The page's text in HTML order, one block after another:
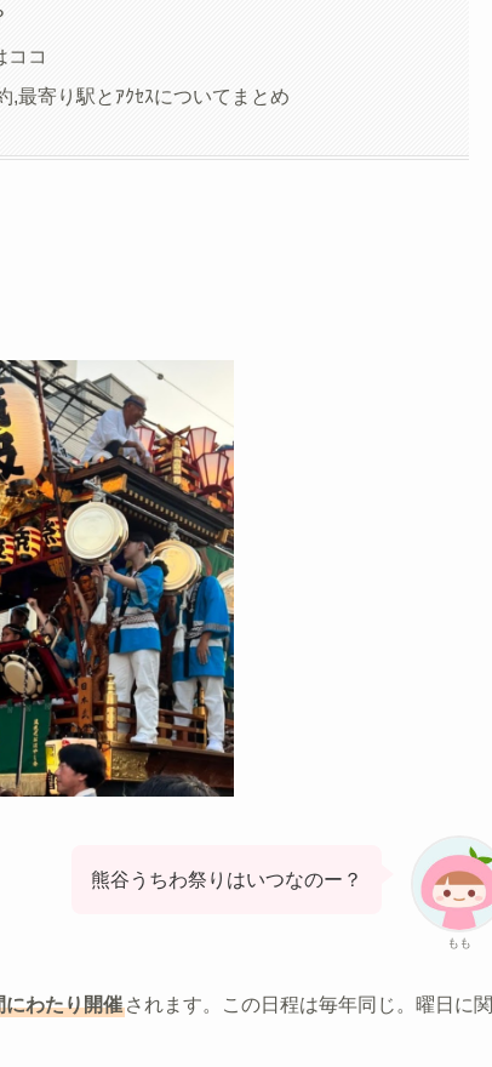
ココ
,最寄り駅とｱｸｾｽについてまとめ
もも
熊谷うちわ祭りはいつなのー？
わたり開催 されます。この日程は毎年同じ。曜日に関